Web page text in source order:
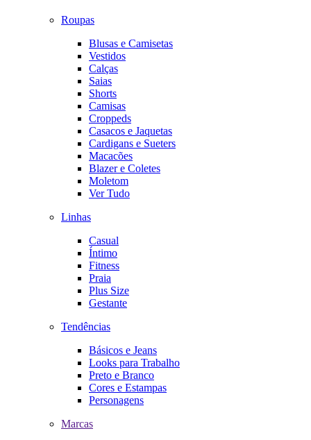
Roupas
Blusas e Camisetas
Vestidos
Calças
Saias
Shorts
Camisas
Croppeds
Casacos e Jaquetas
Cardigans e Sueters
Macacões
Blazer e Coletes
Moletom
Ver Tudo
Linhas
Casual
Íntimo
Fitness
Praia
Plus Size
Gestante
Tendências
Básicos e Jeans
Looks para Trabalho
Preto e Branco
Cores e Estampas
Personagens
Marcas